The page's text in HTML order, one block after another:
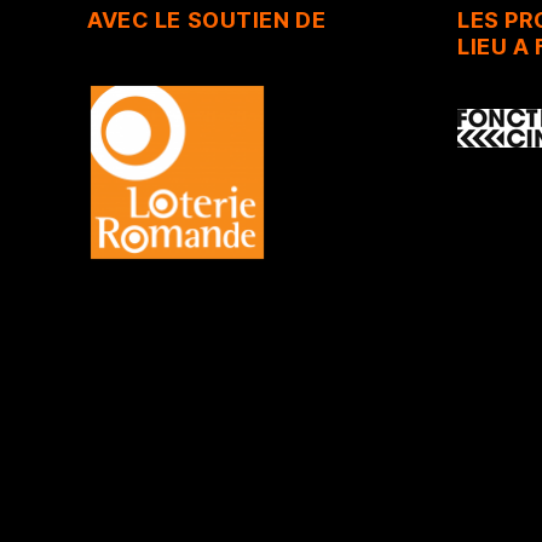
AVEC LE SOUTIEN DE
LES
LIEU A